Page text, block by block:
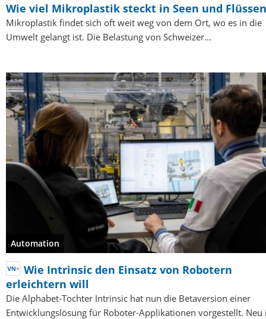
Wie viel Mikroplastik steckt in Seen und
Mikroplastik findet sich oft weit weg von dem Ort, wo es in die
Umwelt gelangt ist. Die Belastung von Schweizer…
Automation
Wie Intrinsic den Einsatz von Robotern
erleichtern will
Die Alphabet-Tochter Intrinsic hat nun die Betaversion einer
Entwicklungslösung für Roboter-Applikationen vorgestellt. Neu